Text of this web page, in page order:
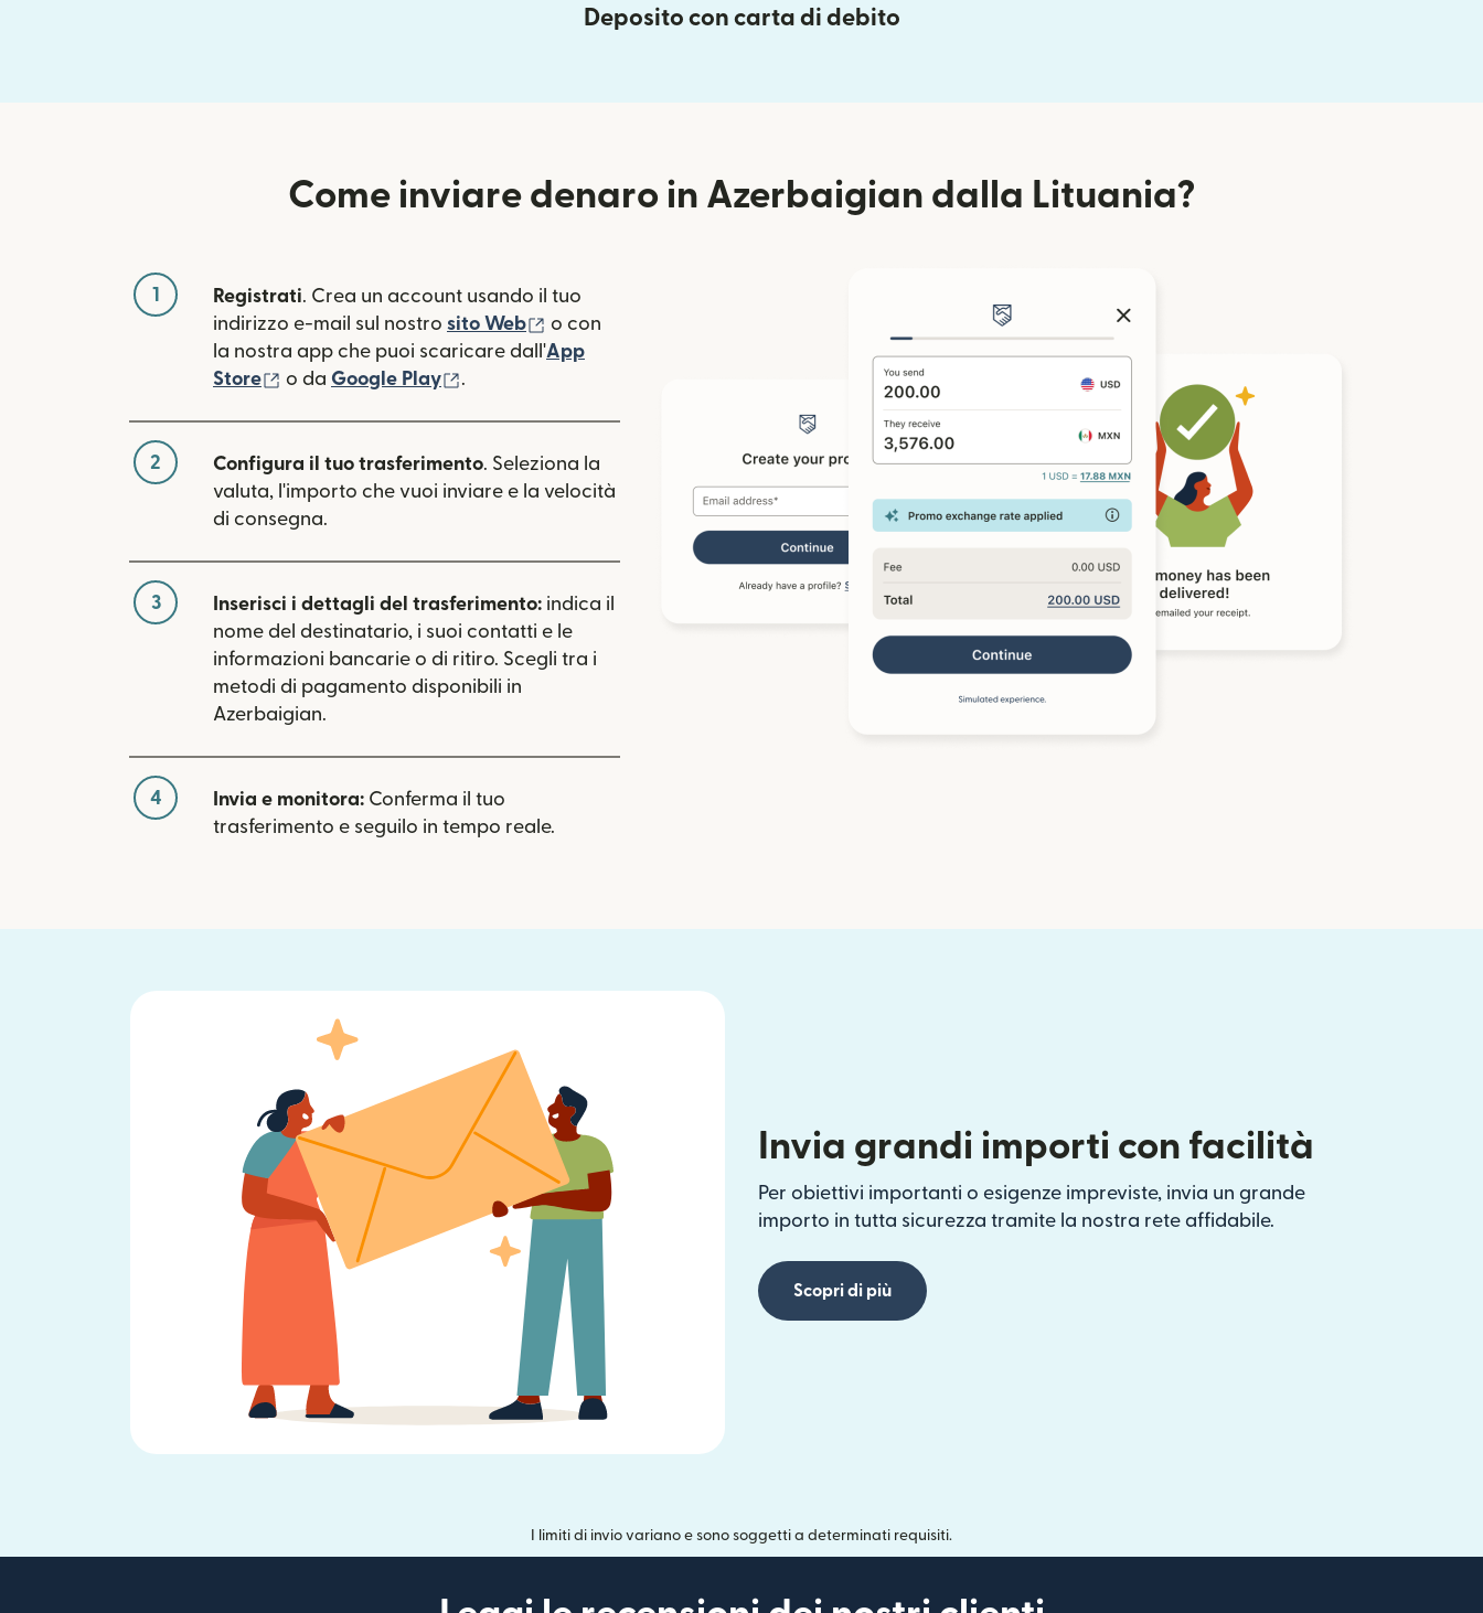
Deposito con carta di debito
Come inviare denaro in Azerbaigian dalla Lituania?
1 Registrati. Crea un account usando il tuo
indirizzo e-mail sul nostro sito Web (si apre in una nuova finestra)
o con
la nostra app che puoi scaricare dall'App
Store
(si apre in una nuova finestra)
o da Google Play .
2 Configura il tuo trasferimento. Seleziona la
valuta, l'importo che vuoi inviare e la velocità
di consegna.
3 Inserisci i dettagli del trasferimento: indica il
nome del destinatario, i suoi contatti e le
informazioni bancarie o di ritiro. Scegli tra i
metodi di pagamento disponibili in
Azerbaigian.
4 Invia e monitora: Conferma il tuo
trasferimento e seguilo in tempo reale.
Invia grandi importi con facilità
Per obiettivi importanti o esigenze impreviste, invia un grande
importo in tutta sicurezza tramite la nostra rete affidabile.
Scopri di più
I limiti di invio variano e sono soggetti a determinati requisiti.